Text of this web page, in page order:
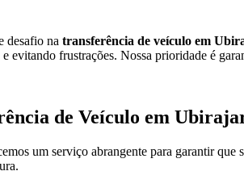
desafio na transferência de veículo em
evitando frustrações. Nossa prioridade é
de Veículo em
um serviço abrangente para garantir que